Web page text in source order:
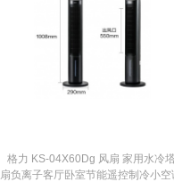
格力 KS-04X60Dg 风扇 家用水冷
扇负离子客厅卧室节能遥控制冷小空